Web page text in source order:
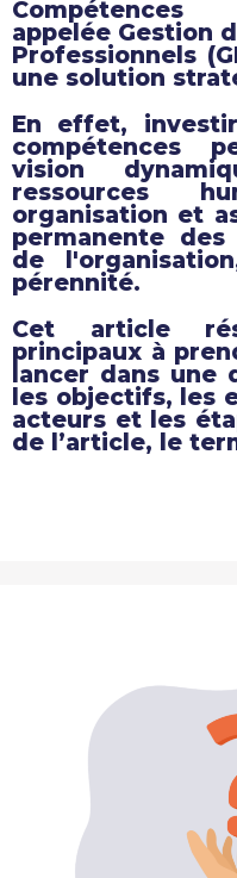
Compétences
appelée Gestion
Professionnels
une solution
En effet,
compétences
vision
ressources
organisation et
permanente
de
pérennité.
Cet article
principaux à
lancer dans une
les objectifs, les
acteurs et les
de l’article, le